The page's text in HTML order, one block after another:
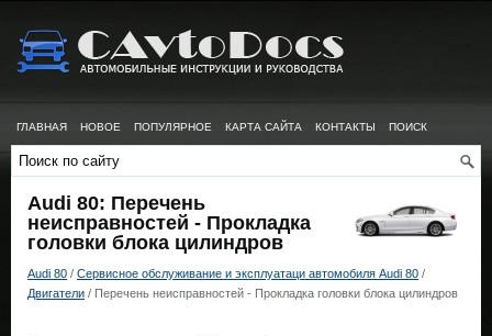
ГЛАВНАЯ НОВОЕ ПОПУЛЯРНОЕ КАРТА САЙТА КОНТАКТЫ ПОИСК
Audi 80: Перечень
неисправностей - Прокладка
головки блока цилиндров
Audi 80 / Сервисное обслуживание и эксплуатаци автомобиля Audi 80 /
Двигатели / Перечень неисправностей - Прокладка головки блока цилиндров